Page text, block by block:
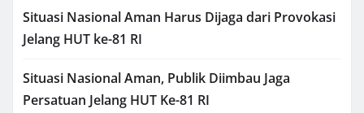
Situasi Nasional Aman Harus Dijaga dari Provokasi
Jelang HUT ke-81 RI
Situasi Nasional Aman, Publik Diimbau Jaga
Persatuan Jelang HUT Ke-81 RI